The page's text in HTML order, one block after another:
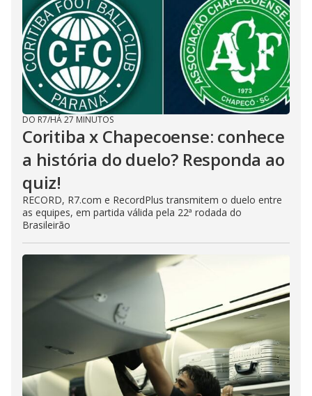
DO R7/HÁ 27 MINUTOS
Coritiba x Chapecoense: conhece
a história do duelo? Responda ao
quiz!
RECORD, R7.com e RecordPlus transmitem o duelo entre
as equipes, em partida válida pela 22ª rodada do
Brasileirão